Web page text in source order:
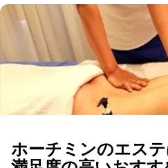
ホーチミンのエス